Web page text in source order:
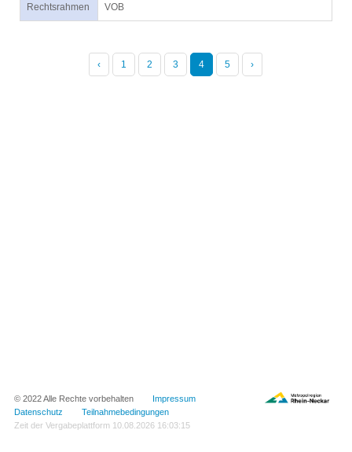
Rechtsrahmen VOB
‹ 1 2 3 4 5 ›
© 2022 Alle Rechte vorbehalten Impressum
Datenschutz
Teilnahmebedingungen
Zeit der Vergabeplattform 10.08.2026 16:03:15